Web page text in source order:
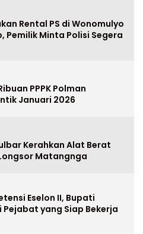
Rental PS di Wonomulyo
Pemilik Minta Polisi Segera
PPPK Polman
Januari 2026
Kerahkan Alat Berat
Matangnga
Eselon II, Bupati
Pejabat yang Siap Bekerja